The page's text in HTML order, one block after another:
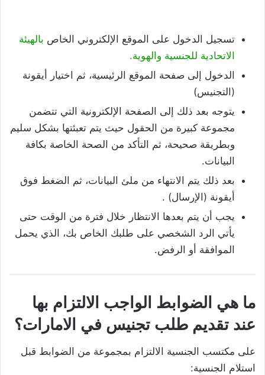
تسجيل الدخول على الموقع الإلكتروني الخاص بالهيئة
الاتحادية للجنسية والهوية.
الدخول إلى صفحة الموقع الرئيسية، ثم اختيار أيقونة
(التجنيس)
يتوجه بعد ذلك إلى الصفحة الإلكترونية التي تتضمن
مجموعة كبيرة من الحقول حيث يتم تعبئتها بشكل سليم
وبطريقة صحيحة، ثم التأكد من الصحة الخاصة بكافة
البيانات.
بعد ذلك يتم الانتهاء من ملئ البيانات، ثم الضغط فوق
أيقونة (الإرسال) .
يجب أن يتم بعدها الانتظار خلال فترة من الوقت حتى
يأتي الرد الشخصي على طلبك الخاص بك، الذي يحمل
الموافقة أو الرفض.
ما هي الضوابط الواجب الالتزام بها
عند تقديم طلب تجنيس في الامارات؟
على مكتسب الجنسية الالتزام بمجموعة من الضوابط قبل
استلام الجنسية: